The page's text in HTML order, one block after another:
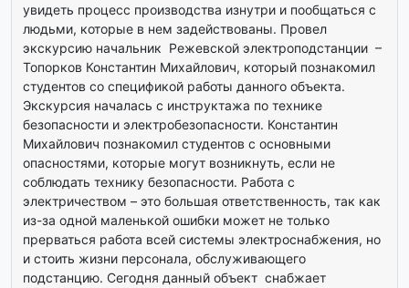
увидеть процесс производства изнутри и пообщаться с
людьми, которые в нем задействованы. Провел
экскурсию начальник Режевской электроподстанции –
Топорков Константин Михайлович, который познакомил
студентов со спецификой работы данного объекта.
Экскурсия началась с инструктажа по технике
безопасности и электробезопасности. Константин
Михайлович познакомил студентов с основными
опасностями, которые могут возникнуть, если не
соблюдать технику безопасности. Работа с
электричеством – это большая ответственность, так как
из-за одной маленькой ошибки может не только
прерваться работа всей системы электроснабжения, но
и стоить жизни персонала, обслуживающего
подстанцию. Сегодня данный объект снабжает